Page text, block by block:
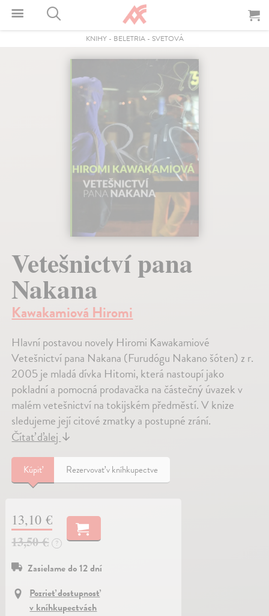
KNIHY- BELETRIA- SVETOVÁ
Vetešnictví pana
Nakana
Kawakamiová Hiromi
Hlavní postavou novely Hiromi Kawakamiové
Vetešnictví pana Nakana (Furudógu Nakano šóten) z r.
2005 je mladá dívka Hitomi, která nastoupí jako
pokladní a pomocná prodavačka na částečný úvazek v
malém vetešnictví na tokijském předměstí. V knize
sledujeme její citové zmatky a postupné zrání.
Čítať ďalej↓
Kúpiť Rezervovať v kníhkupectve
13,10 €
13,50 €
?
Zasielame do 12 dní
Pozrieť dostupnosť
v kníhkupectvách